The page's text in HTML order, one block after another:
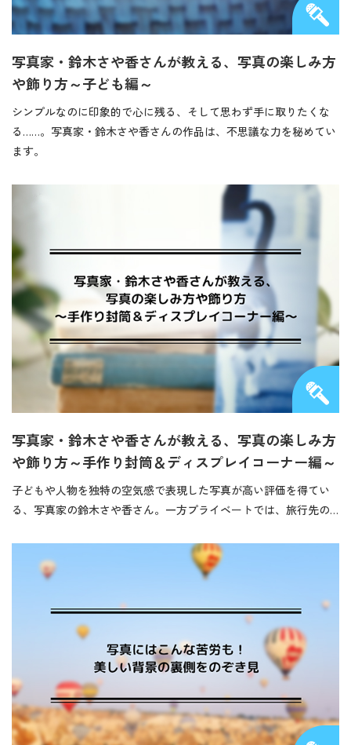
写真家・鈴木さや香さんが教える、写真の楽しみ方
や飾り方～子ども編～
シンプルなのに印象的で心に残る、そして思わず手に取りたくな
る……。写真家・鈴木さや香さんの作品は、不思議な力を秘めてい
ます。
写真家・鈴木さや香さんが教える、写真の楽しみ方
や飾り方～手作り封筒＆ディスプレイコーナー編～
子どもや人物を独特の空気感で表現した写真が高い評価を得てい
る、写真家の鈴木さや香さん。一方プライベートでは、旅行先の…